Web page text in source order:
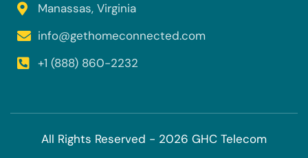
Manassas, Virginia
info@gethomeconnected.com
+1 (888) 860-2232
All Rights Reserved - 2026 GHC Telecom